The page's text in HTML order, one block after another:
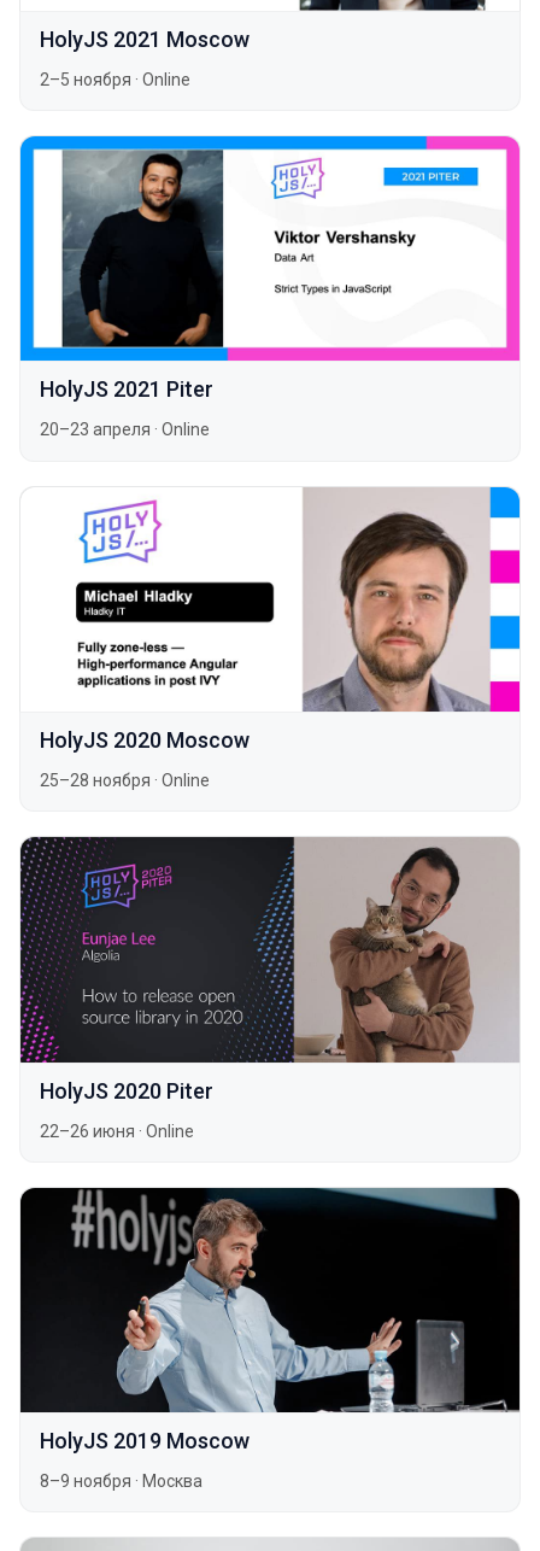
HolyJS 2021 Moscow
2–5 ноября · Online
HolyJS 2021 Piter
20–23 апреля · Online
HolyJS 2020 Moscow
25–28 ноября · Online
HolyJS 2020 Piter
22–26 июня · Online
HolyJS 2019 Moscow
8–9 ноября · Москва